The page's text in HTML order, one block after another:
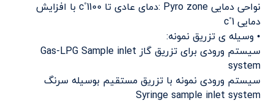
نواحی دمایی Pyro zone :دمای عادی تا 1100˚c با افزایش
دمایی 1˚c
• وسیله ی تزریق نمونه:
سیستم ورودی برای تزریق گاز Gas-LPG Sample inlet
system
سیستم ورودی نمونه با تزریق مستقیم بوسیله سرنگ
Syringe sample inlet system